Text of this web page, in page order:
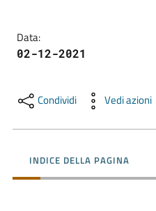
l'Impresa
e
l'Impresa
e
Data:
02-12-2021
Condividi Vedi azioni
INDICE DELLA PAGINA